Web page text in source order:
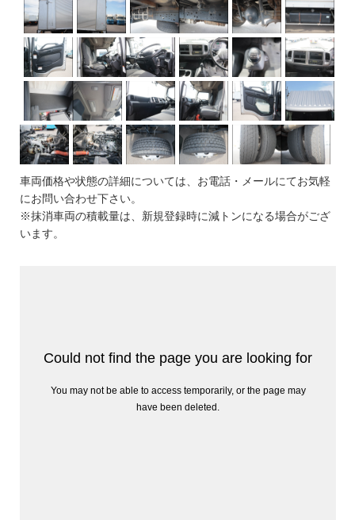
車両価格や状態の詳細については、お電話・メールにてお気軽
にお問い合わせ下さい。
※抹消車両の積載量は、新規登録時に減トンになる場合がござ
います。